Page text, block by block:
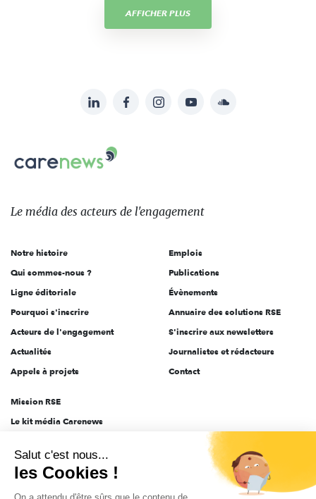
AFFICHER PLUS
sur:
LinkedInFacebookInstagramYouTubeSoundcloud
Le
des
l'engagement
Le média des acteurs de l'engagement
Notre histoire
Qui sommes-nous ?
Ligne éditoriale
Pourquoi s'inscrire
Acteurs de l'engagement
Actualités
Appels à projets
Emplois
Publications
Évènements
Annuaire des solutions RSE
S'inscrire aux newsletters
Journalistes et rédacteurs
Contact
Mission RSE
Le kit média Carenews
AEF info
Novethic
Salut c'est nous...
les Cookies !
On a attendu d'être sûrs que le contenu de